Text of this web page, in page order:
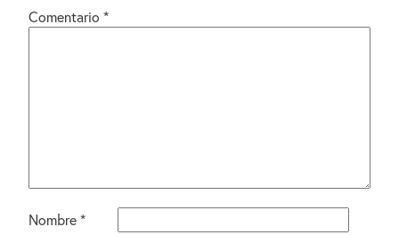
Comentario *
Nombre*